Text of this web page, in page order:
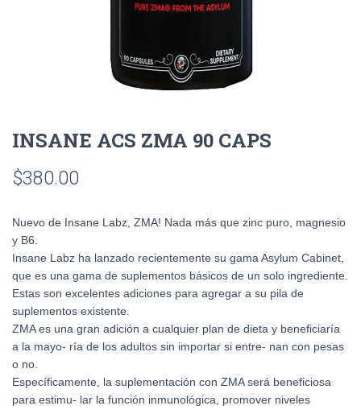
INSANE ACS ZMA 90 CAPS
$380.00
Nuevo de Insane Labz, ZMA! Nada más que zinc puro, magnesio
y B6.
Insane Labz ha lanzado recientemente su gama Asylum Cabinet,
que es una gama de suplementos básicos de un solo ingrediente.
Estas son excelentes adiciones para agregar a su pila de
suplementos existente.
ZMA es una gran adición a cualquier plan de dieta y beneficiaría
a la mayo- ría de los adultos sin importar si entre- nan con pesas
o no.
Específicamente, la suplementación con ZMA será beneficiosa
para estimu- lar la función inmunológica, promover niveles